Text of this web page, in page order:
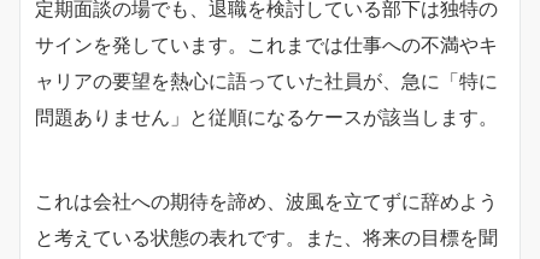
定期面談の場でも、退職を検討している部下は独特の
サインを発しています。これまでは仕事への不満やキ
ャリアの要望を熱心に語っていた社員が、急に「特に
問題ありません」と従順になるケースが該当します。
これは会社への期待を諦め、波風を立てずに辞めよう
と考えている状態の表れです。また、将来の目標を聞